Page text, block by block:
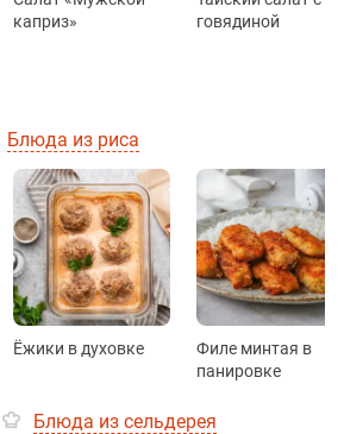
каприз»
говядиной
Блюда из риса
Ёжики в духовке
Филе минтая в
панировке
Блюда из сельдерея